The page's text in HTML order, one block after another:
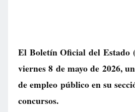
El Boletín Oficial del Estado
viernes 8 de mayo de 2026,
de empleo públicoen su
concursos.